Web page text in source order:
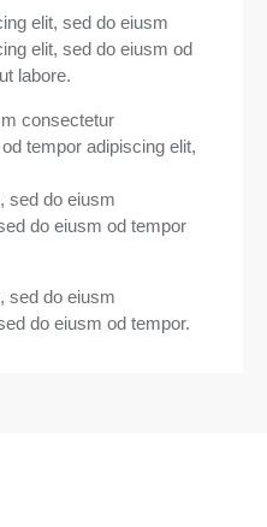
elit, sed do eiusm
elit, sed do eiusm od
labore.
consectetur
tempor adipiscing elit,
sed do eiusm
do eiusm od tempor
sed do eiusm
do eiusm od tempor.